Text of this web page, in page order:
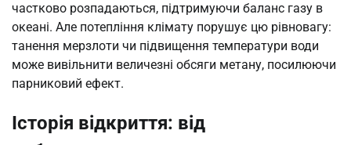
частково розпадаються, підтримуючи баланс газу в
океані. Але потепління клімату порушує цю рівновагу:
танення мерзлоти чи підвищення температури води
може вивільнити величезні обсяги метану, посилюючи
парниковий ефект.
Історія відкриття: від